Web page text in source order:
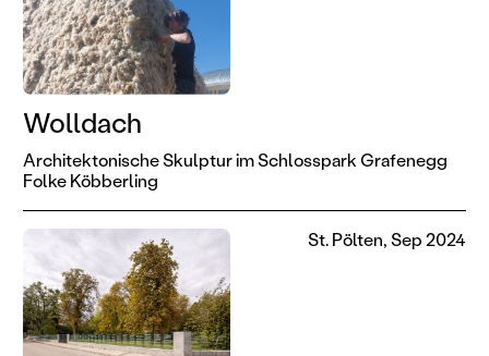
Wolldach
Architektonische Skulptur im Schlosspark Grafenegg
Folke Köbberling
St. Pölten, Sep 2024